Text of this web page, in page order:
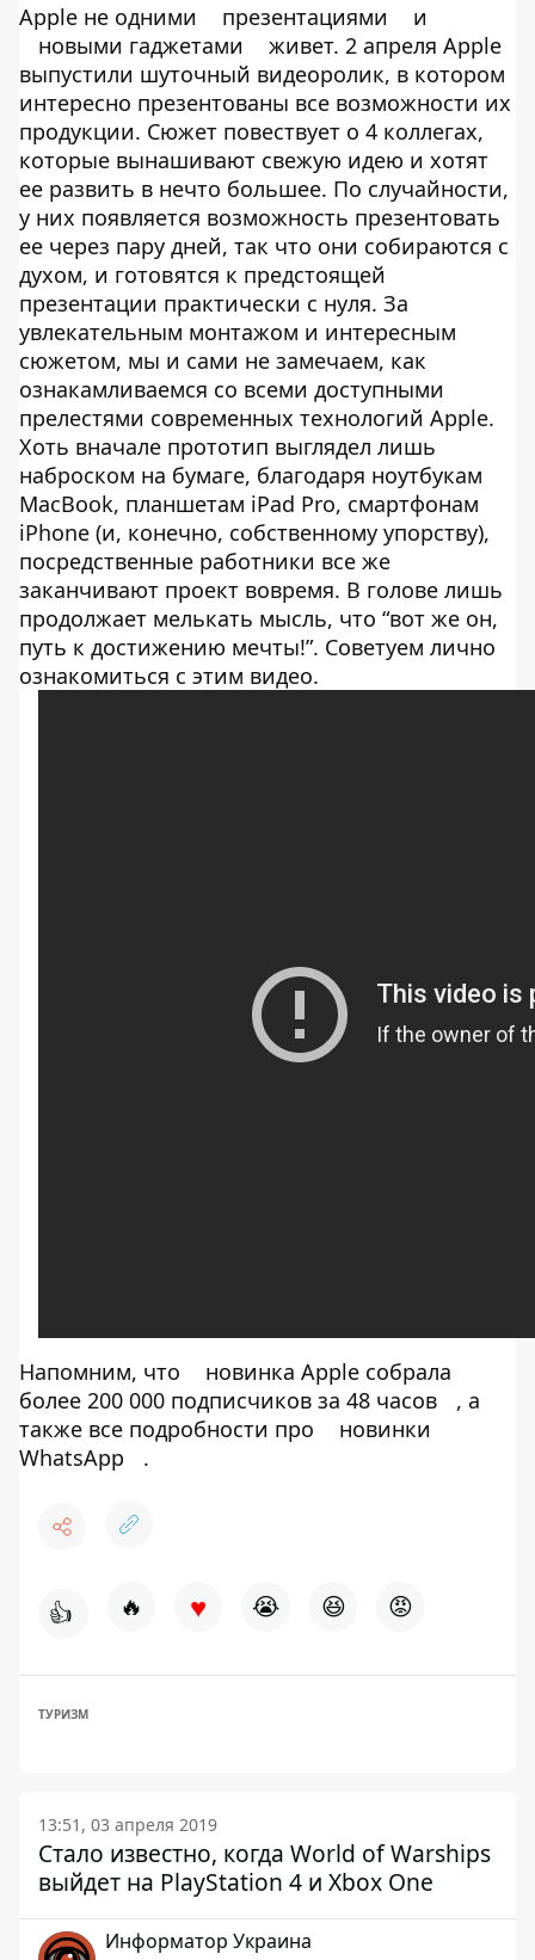
Apple не одними презентациями
и
новыми гаджетами
живет. 2 апреля Apple
выпустили шуточный видеоролик, в котором
интересно презентованы все возможности их
продукции. Сюжет повествует о 4 коллегах,
которые вынашивают свежую идею и хотят
ее развить в нечто большее. По случайности,
у них появляется возможность презентовать
ее через пару дней, так что они собираются с
духом, и готовятся к предстоящей
презентации практически с нуля. За
увлекательным монтажом и интересным
сюжетом, мы и сами не замечаем, как
ознакамливаемся со всеми доступными
прелестями современных технологий Apple.
Хоть вначале прототип выглядел лишь
наброском на бумаге, благодаря ноутбукам
MacBook, планшетам iPad Pro, смартфонам
iPhone (и, конечно, собственному упорству),
посредственные работники все же
заканчивают проект вовремя. В голове лишь
продолжает мелькать мысль, что “вот же он,
путь к достижению мечты!”. Советуем лично
ознакомиться с этим видео.
Напомним, что
новинка Apple собрала
более 200 000 подписчиков за 48 часов
, а
также все подробности про
новинки
WhatsApp
.
👍 🔥 ♥ 😭 😆 😡
ТУРИЗМ
13:51, 03 апреля 2019
Стало известно, когда World of Warships
выйдет на PlayStation 4 и Xbox One
Информатор Украина